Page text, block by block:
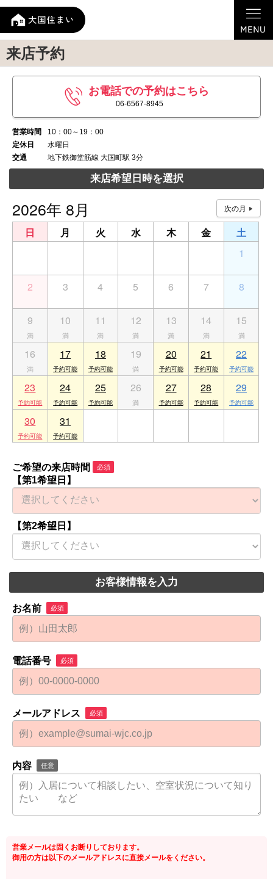
来店予約
お電話での予約はこちら
06-6567-8945
営業時間
10：00～19：00
定休日
水曜日
交通
地下鉄御堂筋線 大国町駅 3分
来店希望日時を選択
2026年 8月
日 月 火 水 木 金
土
1
2 3 4 5 6 7 8
9 10 11 12 13 14 15
16 17 18 19 20 21 22
23 24 25 26 27 28 29
30 31
ご希望の来店時間 必須
【第1希望日】
【第2希望日】
お客様情報を入力
お名前 必須
電話番号 必須
メールアドレス 必須
内容 任意
営業メールは固くお断りしております。
御用の方は以下のメールアドレスに直接メールをください。